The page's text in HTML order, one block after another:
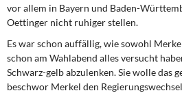
vor allem in Bayern und Baden-
Oettinger nicht ruhiger stellen.
Es war schon auffällig, wie sowohl
schon am Wahlabend alles versucht
Schwarz-gelb abzulenken. Sie wolle das
beschwor Merkel den